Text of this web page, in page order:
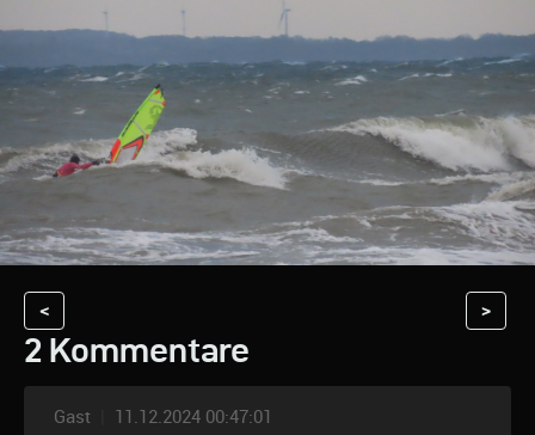
< >
2 Kommentare
Gast 11.12.2024 00:47:01